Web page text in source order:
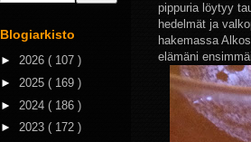
pippuria löytyy
hedelmät ja
hakemassa
elämäni
Blogiarkisto
► 2026 ( 107 )
► 2025 ( 169 )
► 2024 ( 186 )
► 2023 ( 172 )